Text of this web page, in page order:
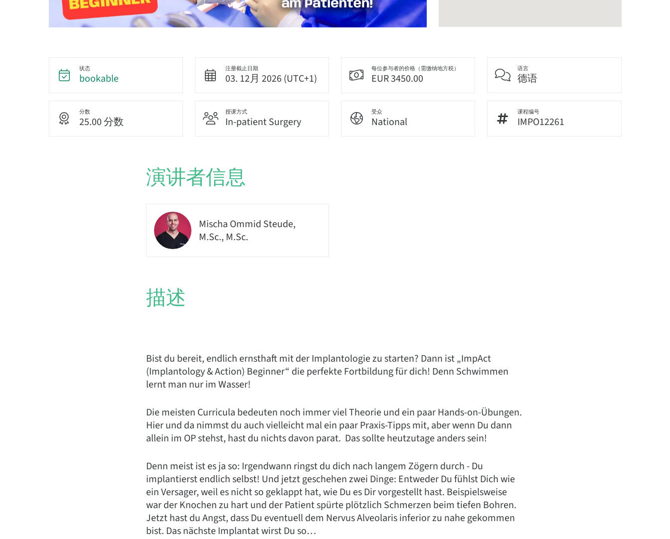
状态
bookable
注册截止日期
03. 12月 2026 (UTC+1)
每位参与者的价格（需缴纳地方税）
EUR 3450.00
语言
德语
分数
25.00 分数
授课方式
In-patient Surgery
受众
National
课程编号
IMPO12261
演讲者信息
Mischa Ommid Steude,
M.Sc., M.Sc.
描述
Bist du bereit, endlich ernsthaft mit der Implantologie zu starten? Dann ist „ImpAct
(Implantology & Action) Beginner“ die perfekte Fortbildung für dich! Denn Schwimmen
lernt man nur im Wasser!
Die meisten Curricula bedeuten noch immer viel Theorie und ein paar Hands-on-Übungen.
Hier und da nimmst du auch vielleicht mal ein paar Praxis-Tipps mit, aber wenn Du dann
allein im OP stehst, hast du nichts davon parat. Das sollte heutzutage anders sein!
Denn meist ist es ja so: Irgendwann ringst du dich nach langem Zögern durch - Du
implantierst endlich selbst! Und jetzt geschehen zwei Dinge: Entweder Du fühlst Dich wie
ein Versager, weil es nicht so geklappt hat, wie Du es Dir vorgestellt hast. Beispielsweise
war der Knochen zu hart und der Patient spürte plötzlich Schmerzen beim tiefen Bohren.
Jetzt hast du Angst, dass Du eventuell dem Nervus Alveolaris inferior zu nahe gekommen
bist. Das nächste Implantat wirst Du so…